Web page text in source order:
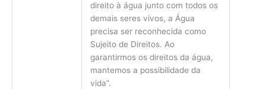
direito à água junto com todos os
demais seres vivos, a Água
precisa ser reconhecida como
Sujeito de Direitos. Ao
garantirmos os direitos da água,
mantemos a possibilidade da
vida”.